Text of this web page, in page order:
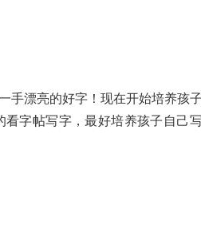
手漂亮的好字！现在开始培养孩
字帖写字，最好培养孩子自己